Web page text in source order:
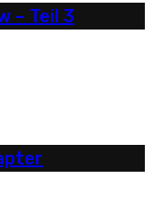
– Teil 3